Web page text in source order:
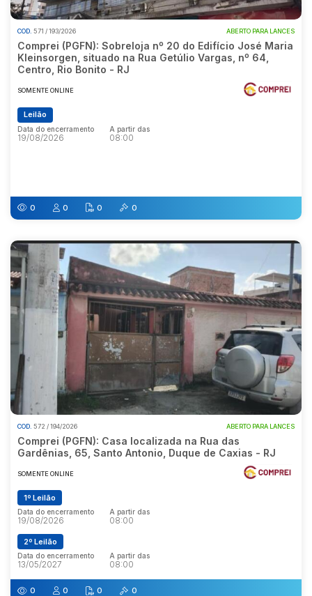
COD. 571 / 193/2026 ABERTO PARA LANCES
Comprei (PGFN): Sobreloja nº 20 do Edifício José Maria
Kleinsorgen, situado na Rua Getúlio Vargas, nº 64,
Centro, Rio Bonito - RJ
SOMENTE ONLINE
Leilão
Data do encerramento
19/08/2026
A partir das
08:00
0 0 0 0
COD. 572 / 194/2026 ABERTO PARA LANCES
Comprei (PGFN): Casa localizada na Rua das
Gardênias, 65, Santo Antonio, Duque de Caxias - RJ
SOMENTE ONLINE
1º Leilão
Data do encerramento
19/08/2026
A partir das
08:00
2º Leilão
Data do encerramento
13/05/2027
A partir das
08:00
0 0 0 0